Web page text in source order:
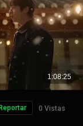
0 Vistas
Reportar